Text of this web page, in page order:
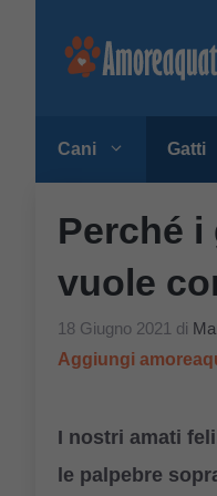
Cani Gatti
Perché
vuole
18 Giugno 2021 di
Aggiungi
I nostri amati
le palpebre